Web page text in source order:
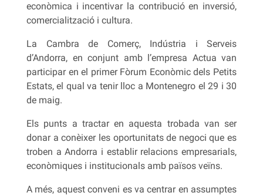
econòmica i incentivar la contribució en inversió,
comercialització i cultura.
La Cambra de Comerç, Indústria i Serveis
d’Andorra, en conjunt amb l’empresa Actua van
participar en el primer Fòrum Econòmic dels Petits
Estats, el qual va tenir lloc a Montenegro el 29 i 30
de maig.
Els punts a tractar en aquesta trobada van ser
donar a conèixer les oportunitats de negoci que es
troben a Andorra i establir relacions empresarials,
econòmiques i institucionals amb països veïns.
A més, aquest conveni es va centrar en assumptes